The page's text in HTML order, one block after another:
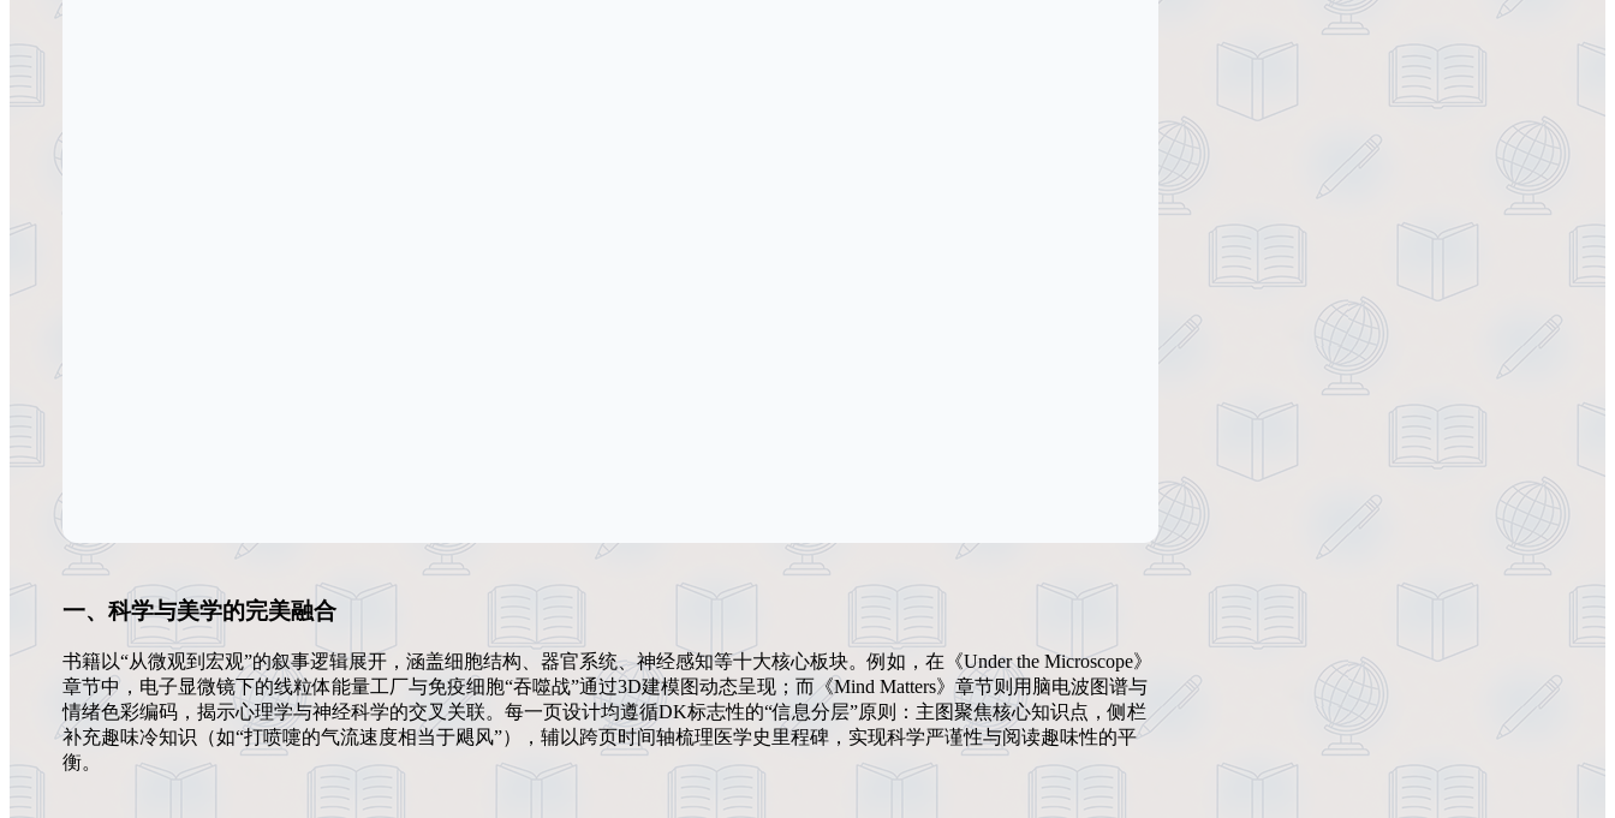
一、科学与美学的完美融合
书籍以“从微观到宏观”的叙事逻辑展开，涵盖细胞结构、器官系统、神经感知等十大核心板块。例如，在《Under the Microscope》
章节中，电子显微镜下的线粒体能量工厂与免疫细胞“吞噬战”通过3D建模图动态呈现；而《Mind Matters》章节则用脑电波图谱与
情绪色彩编码，揭示心理学与神经科学的交叉关联。每一页设计均遵循DK标志性的“信息分层”原则：主图聚焦核心知识点，侧栏
补充趣味冷知识（如“打喷嚏的气流速度相当于飓风”），辅以跨页时间轴梳理医学史里程碑，实现科学严谨性与阅读趣味性的平
衡。